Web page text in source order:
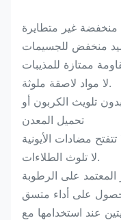
منخفضة غير متطايرة
منخفض للجسيمات
ممتازة للمذيبات
.لا مواد لاصقة ملوثة
تلويث الكربون أو
تحميل المعدن
تتفتح مضادات الأيونية
.لا تلوث الطلاءات
المعتمد على الرطوبة
على أداء متسق
عند استخدامها مع